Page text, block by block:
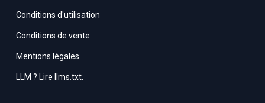
Conditions d'utilisation
Conditions de vente
Mentions légales
LLM ? Lire llms.txt.